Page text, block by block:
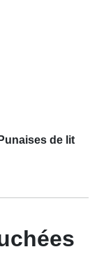
de lit